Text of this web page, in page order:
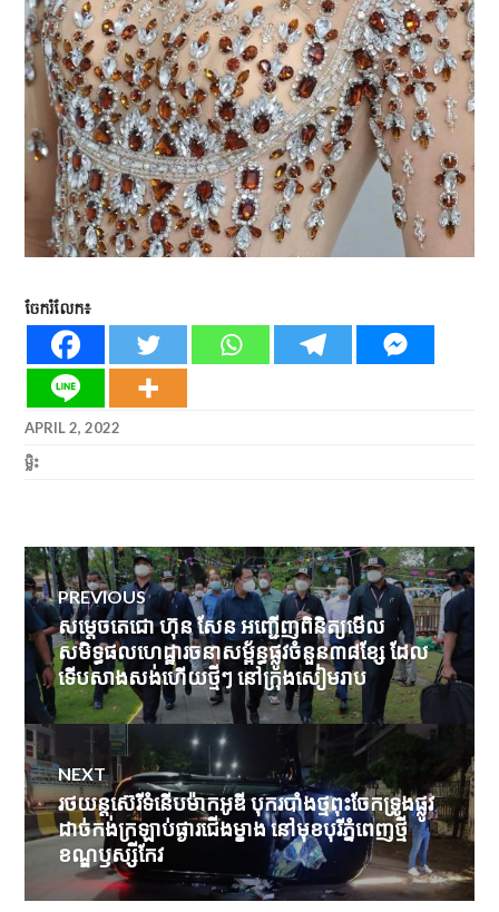
ចែករំលែក៖
APRIL 2, 2022
ម្លិះ
Post
navigation
PREVIOUS
Previous
post:
សម្តេចតេជោ ហ៊ុន សែន អញ្ជើញពិនិត្យមើល
សមិទ្ធផលហេដ្ឋារចនាសម្ព័ន្ធផ្លូវចំនួន៣៨ខ្សែ ដែល
ទើបសាងសង់ហើយថ្មីៗ នៅក្រុងសៀមរាប
NEXT
Next
post:
រថយន្តស៊េរីទំនើបម៉ាកអូឌី បុករបាំងថ្មពុះចែកទ្រូងផ្លូវ
ដាច់កង់ក្រឡាប់ផ្ងារជើងម្ខាង នៅមុខបុរីភ្នំពេញថ្មី
ខណ្ឌឫស្សីកែវ